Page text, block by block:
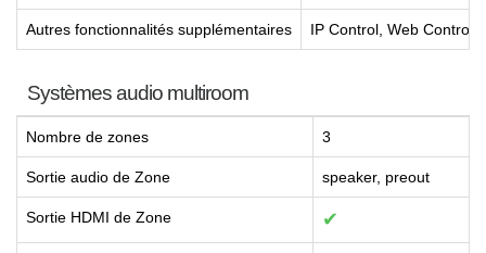
Autres fonctionnalités supplémentaires IP Control, Web Control,
Systèmes audio multiroom
Nombre de zones 3
Sortie audio de Zone speaker, preout
Sortie HDMI de Zone ✔